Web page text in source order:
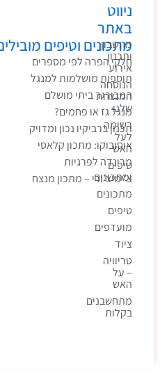
מתכונים וטיפים מובילים
חלקי הפרה לפי מספרים
תוספות מושלמות למנגל
המבורגר ביתי מושלם
מנגל גז או פחמים?
תכנון ברביקיו נכון ומדויק
אוסובוקו: מתכון קלאסי
מרינדה לפרגיות
צ’ימיצ’ורי – מתכון מנצח
באתר
מחשבון
הנוסחה
המנצחת
רשימה
ומתכונים
מתכונים
מועדפים
טריוויה
מתחשבנים
בקלות